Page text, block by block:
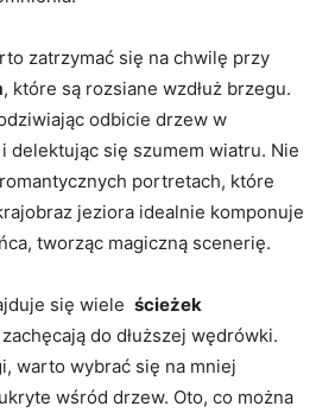
zatrzymać się ​na ‍chwilę przy
,⁤ które są rozsiane wzdłuż brzegu.
odbicie ‍drzew w
delektując się‍ szumem⁤ wiatru.⁢ Nie⁤
portretach,​ które
‌jeziora idealnie‌ komponuje
tworząc magiczną ⁢scenerię.
‍się⁤ wiele
ścieżek
do dłuższej ‍wędrówki.
warto wybrać się na mniej
wśród drzew. Oto, co można